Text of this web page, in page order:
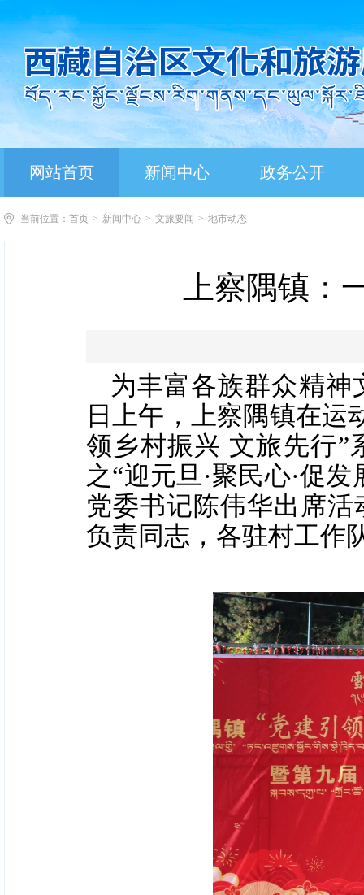
网站首页 新闻中心 政务公开
当前位置： 首页 > 新闻中心 > 文旅要闻 > 地市动态
上察隅镇：
为丰富各族群众精神
日上午，上察隅镇在运
领乡村振兴 文旅先行”
之“迎元旦·聚民心·促
党委书记陈伟华出席
负责同志，各驻村工作